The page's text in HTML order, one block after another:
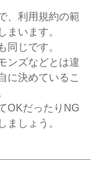
、利用規約の範
まいます。
同じです。
ンズなどとは違
に決めているこ
OKだったりNG
ましょう。